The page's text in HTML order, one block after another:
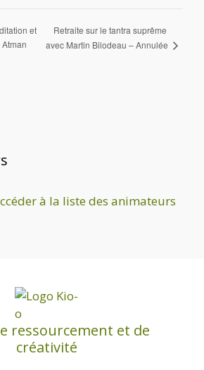
et
Retraite sur le tantra suprême
avec Martin Bilodeau – Annulée
à la liste des animateurs
ressourcement et de
créativité